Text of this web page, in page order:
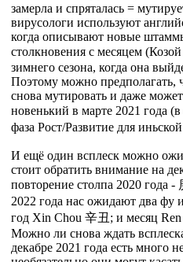
замерла и спряталась =
вирусологи используют
когда описывают новые
столкновения с месяцем
зимнего сезона, когда она
Поэтому можно предполагать,
снова мутировать и даже
новенький в марте 2021 года
фаза Рост/Развитие для
И ещё один всплеск можно
стоит обратить внимание на
повторение столпа 2020 года
2022 года нас ожидают два фу
год Xin Chou 辛丑; и месяц
Можно ли снова ждать
декабре 2021 года есть много